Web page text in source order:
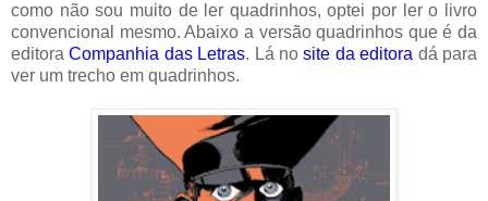
como não sou muito de ler quadrinhos, optei por ler o livro
convencional mesmo. Abaixo a versão quadrinhos que é da
editoraCompanhia das Letras. Lá nosite da editora dá para
ver um trecho em quadrinhos.